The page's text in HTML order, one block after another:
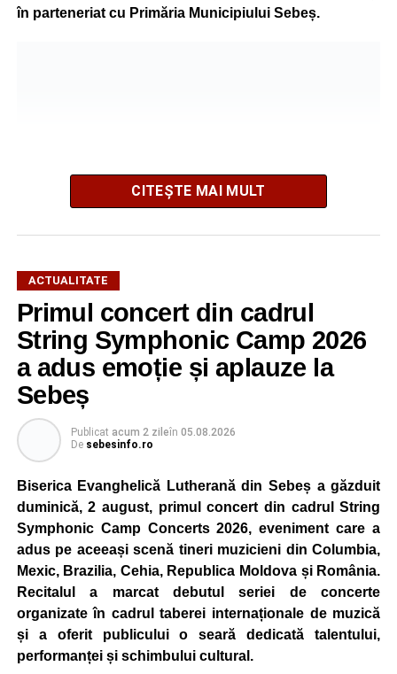
în parteneriat cu Primăria Municipiului Sebeș.
După două ediții organizate în Parcul Arini, competiția se
mută într-un nou decor, oferind participanților ocazia de a
concura într-un cadru natural deosebit. Evenimentul este
destinat copiilor și adolescenților cu vârste cuprinse între
5 și 18 ani, iar participarea este gratuită.
Organizatorii au pregătit trasee adaptate fiecărei categorii
de vârstă, astfel încât competiția să fie accesibilă atât
celor aflați la început de drum, cât și celor cu experiență în
mountain bike. La finalul întrecerii, cei mai bine clasați
concurenți vor fi recompensați cu premii în bani și premii
oferite de partenerii evenimentului.
Înaintea zilei de concurs, participanții își vor putea ridica
vor putea înscrie direct la competiție în cadrul Punctului
Oficial de Înscrieri și Informații (Race Office), care va
funcționa după următorul program:
CITEȘTE MAI MULT
ACTUALITATE
Primul concert din cadrul
String Symphonic Camp 2026
a adus emoție și aplauze la
Sebeș
Publicat acum 2 zileîn 05.08.2026
De sebesinfo.ro
Biserica Evanghelică Lutherană din Sebeș a găzduit
duminică, 2 august, primul concert din cadrul String
Symphonic Camp Concerts 2026, eveniment care a
adus pe aceeași scenă tineri muzicieni din Columbia,
Mexic, Brazilia, Cehia, Republica Moldova și România.
Recitalul a marcat debutul seriei de concerte
organizate în cadrul taberei internaționale de muzică
și a oferit publicului o seară dedicată talentului,
performanței și schimbului cultural.